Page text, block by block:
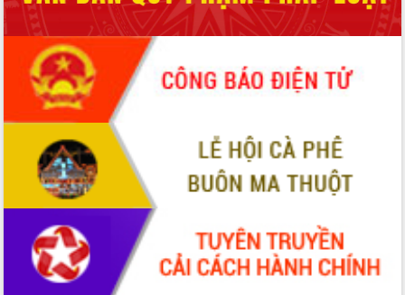
tại Trung tâm Phục vụ hành chính
công tỉnh
Đắk Lắk: Tôn vinh 46 giải pháp tại Hội
thi Sáng tạo Kỹ thuật 2024 - 2025
Đắk Lắk rà soát, điều chỉnh Đề án 190
về phát triển nuôi trồng thủy sản
Phó Chủ tịch UBND tỉnh Đắk Lắk
Trương Công Thái kiểm tra thực địa
Dự án cao tốc Khánh Hòa - Buôn Ma
Định vị cà phê Việt Nam như một “di
sản sống” trong dòng chảy toàn cầu
Xây dựng nông thôn mới: Nâng cao đời
sống người dân từ những mô hình thiết